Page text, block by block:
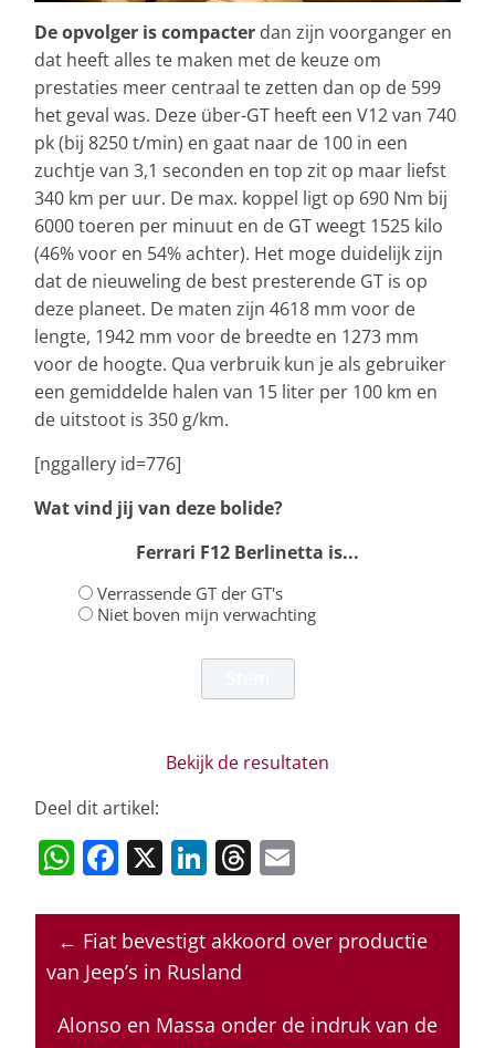
De opvolger is compacter dan zijn voorganger en
dat heeft alles te maken met de keuze om
prestaties meer centraal te zetten dan op de 599
het geval was. Deze über-GT heeft een V12 van 740
pk (bij 8250 t/min) en gaat naar de 100 in een
zuchtje van 3,1 seconden en top zit op maar liefst
340 km per uur. De max. koppel ligt op 690 Nm bij
6000 toeren per minuut en de GT weegt 1525 kilo
(46% voor en 54% achter). Het moge duidelijk zijn
dat de nieuweling de best presterende GT is op
deze planeet. De maten zijn 4618 mm voor de
lengte, 1942 mm voor de breedte en 1273 mm
voor de hoogte. Qua verbruik kun je als gebruiker
een gemiddelde halen van 15 liter per 100 km en
de uitstoot is 350 g/km.
[nggallery id=776]
Wat vind jij van deze bolide?
Ferrari F12 Berlinetta is...
Verrassende GT der GT's
Niet boven mijn verwachting
Bekijk de resultaten
Deel dit artikel:
W
at
s
A
p
F
c
e
o
X Li
k
e
n
T
re
a
s
ai
l
← Fiat bevestigt akkoord over productie
van Jeep’s in Rusland
Alonso en Massa onder de indruk van de